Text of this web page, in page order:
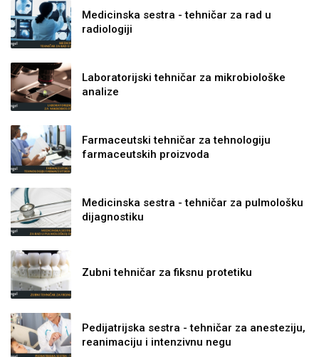
Medicinska sestra - tehničar za rad u
radiologiji
Laboratorijski tehničar za mikrobiološke
analize
Farmaceutski tehničar za tehnologiju
farmaceutskih proizvoda
Medicinska sestra - tehničar za pulmološku
dijagnostiku
Zubni tehničar za fiksnu protetiku
Pedijatrijska sestra - tehničar za anesteziju,
reanimaciju i intenzivnu negu